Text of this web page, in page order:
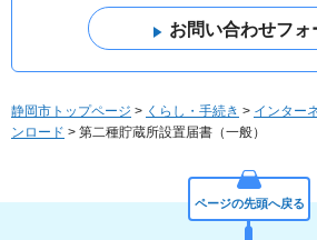
静岡市トップページ > くらし・手続き > インター
ンロード > 第二種貯蔵所設置届書（一般）
ページの先頭へ戻る